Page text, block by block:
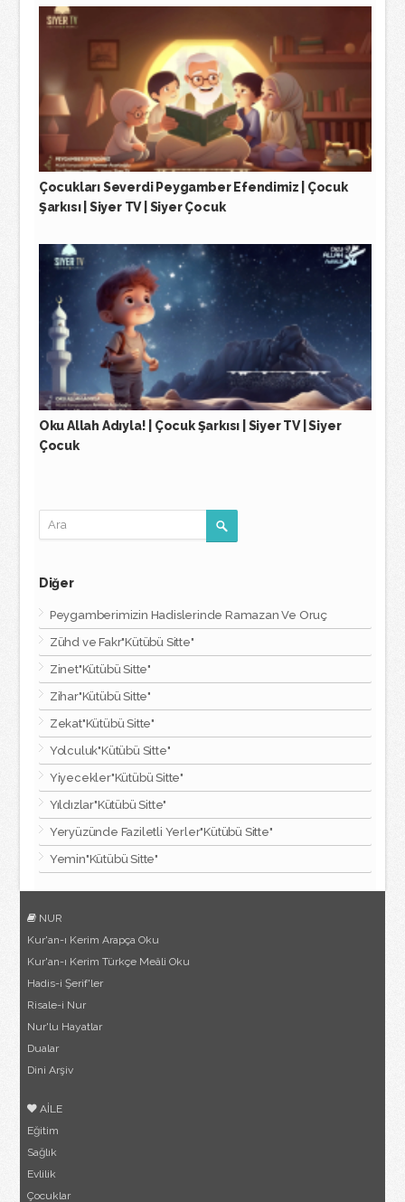
Çocukları Severdi Peygamber Efendimiz | Çocuk
Şarkısı | Siyer TV | Siyer Çocuk
Oku Allah Adıyla! | Çocuk Şarkısı | Siyer TV | Siyer
Çocuk
Diğer
Peygamberimizin Hadislerinde Ramazan Ve Oruç
Zühd ve Fakr"Kütübü Sitte"
Zinet"Kütübü Sitte"
Zihar"Kütübü Sitte"
Zekat"Kütübü Sitte"
Yolculuk"Kütübü Sitte"
Yiyecekler"Kütübü Sitte"
Yıldızlar"Kütübü Sitte"
Yeryüzünde Faziletli Yerler"Kütübü Sitte"
Yemin"Kütübü Sitte"
NUR
Kur'an-ı Kerim Arapça Oku
Kur'an-ı Kerim Türkçe Meâli Oku
Hadis-i Şerif'ler
Risale-i Nur
Nur'lu Hayatlar
Dualar
Dini Arşiv
AİLE
Eğitim
Sağlık
Evlilik
Çocuklar